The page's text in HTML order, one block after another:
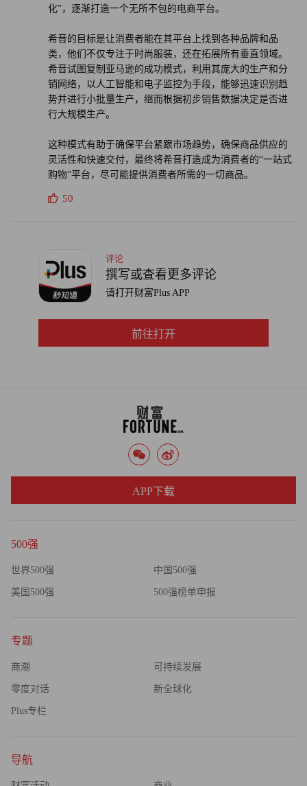
对消费者而言，各电商平台的促销和优惠活动，肯定会出现
抄袭和雷同现象。但马睿称，不要被希音模仿竞争对手的做
法所迷惑。该公司提供的商品，可能开始非常类似于亚马
逊，但在幕后，它仍然在坚持使用其独特的物流网络。
她告诉《财富》杂志：“消费者可能感觉没有区别。它将变
辑，与亚马逊截然不同。”（财富中文网）
译者：刘进龙
化”，逐渐打造一个无所不包的电商平台。
希音的目标是让消费者能在其平台上找到各种品牌和品
类，他们不仅专注于时尚服装，还在拓展所有垂直领域。
希音试图复制亚马逊的成功模式，利用其庞大的生产和分
销网络，以人工智能和电子监控为手段，能够迅速识别趋
势并进行小批量生产，继而根据初步销售数据决定是否进
行大规模生产。
这种模式有助于确保平台紧跟市场趋势，确保商品供应的
灵活性和快速交付，最终将希音打造成为消费者的“一站式
购物”平台，尽可能提供消费者所需的一切商品。
50
评论
撰写或查看更多评论
请打开财富Plus APP
前往打开
500强
世界500强 中国500强
美国500强 500强榜单申报
专题
商潮 可持续发展
零度对话 新全球化
Plus专栏
导航
APP下载